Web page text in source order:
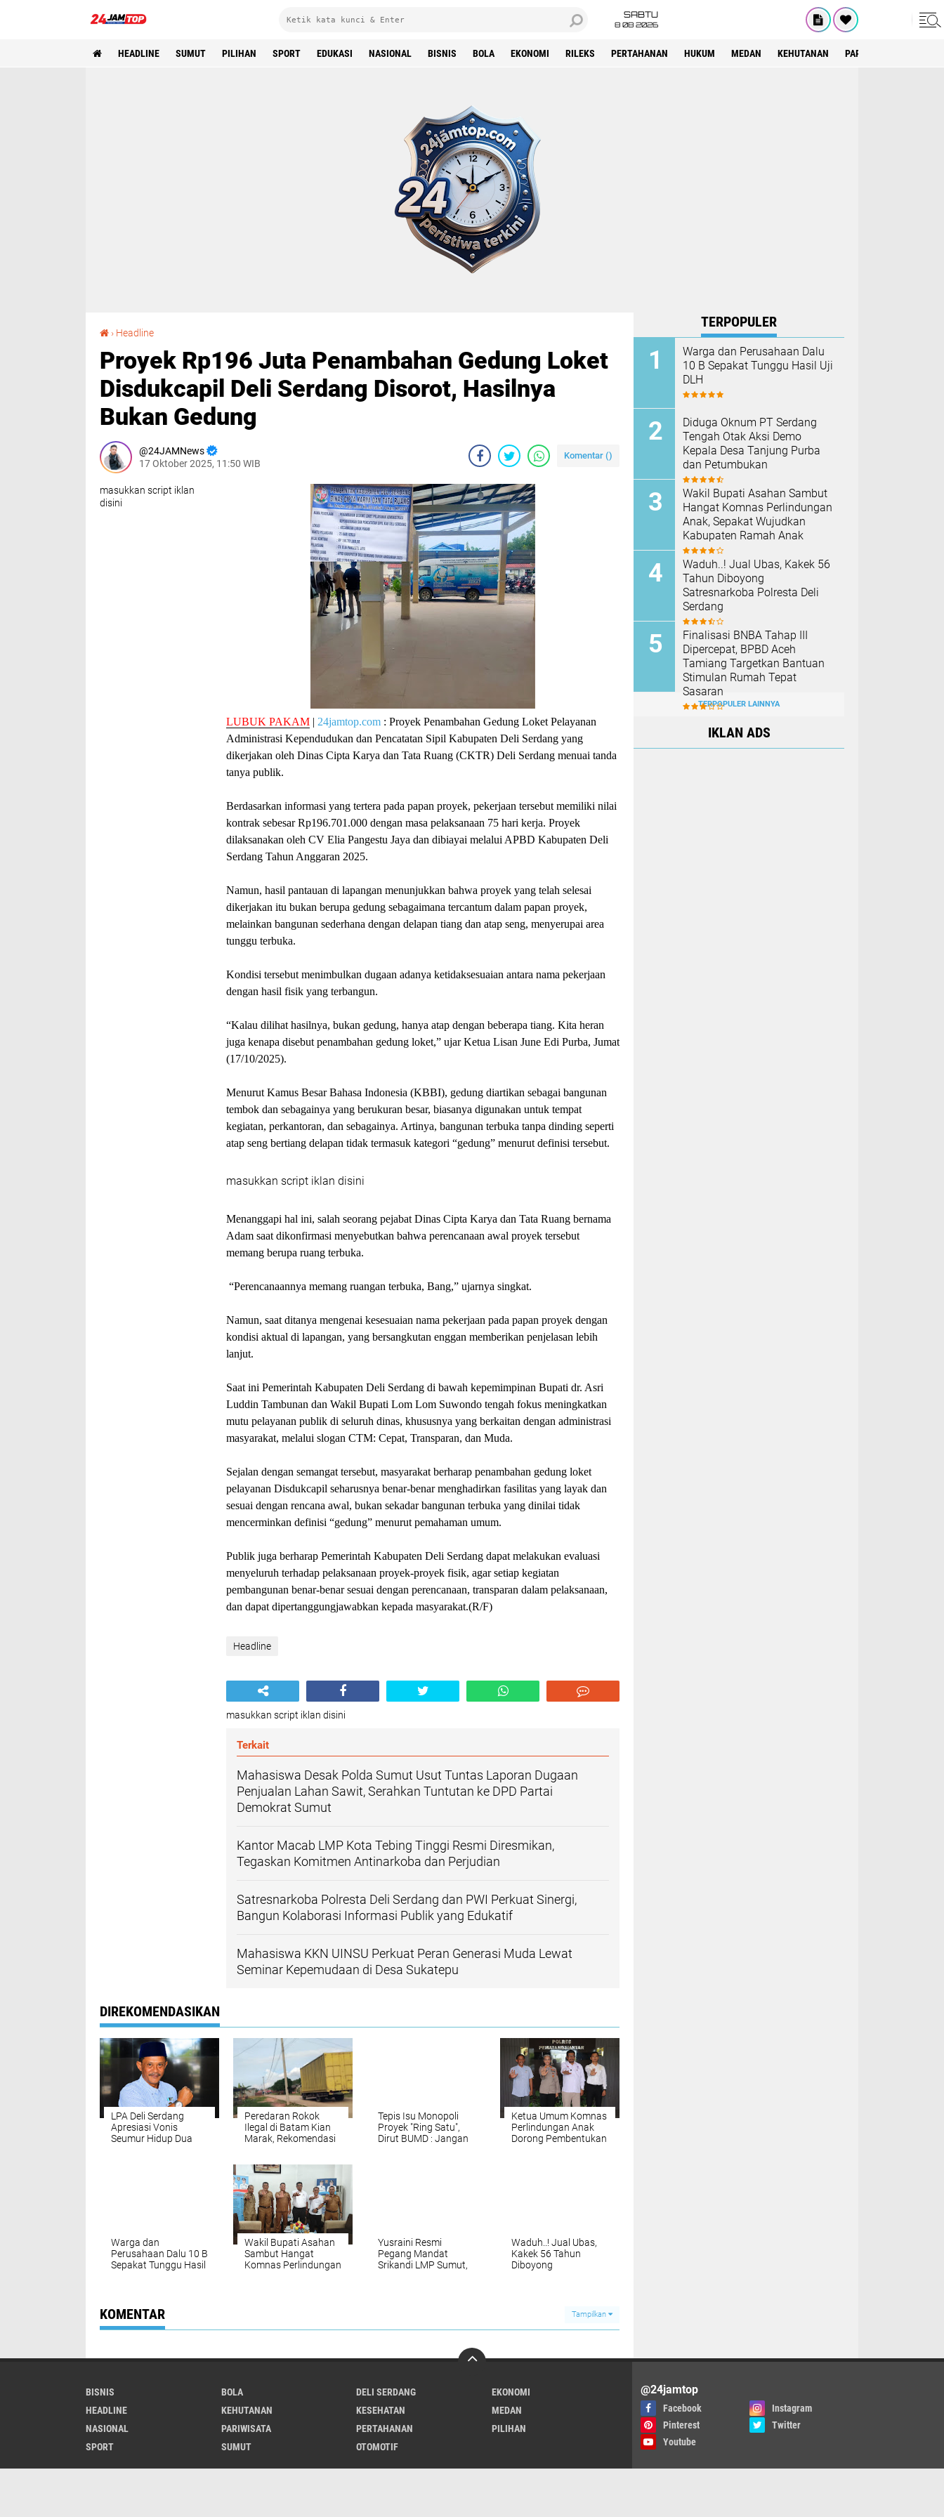
SABTU
8 08 2026
HEADLINE SUMUT PILIHAN SPORT EDUKASI NASIONAL BISNIS BOLA EKONOMI RILEKS PERTAHANAN HUKUM MEDAN KEHUTANAN PARIWISATA
› Headline
Proyek Rp196 Juta Penambahan Gedung Loket
Disdukcapil Deli Serdang Disorot, Hasilnya
Bukan Gedung
24JAMNews
17 Oktober 2025, 11:50 WIB
Komentar ()
masukkan script iklan
disini
LUBUK PAKAM | 24jamtop.com : Proyek Penambahan Gedung Loket Pelayanan
Administrasi Kependudukan dan Pencatatan Sipil Kabupaten Deli Serdang yang
dikerjakan oleh Dinas Cipta Karya dan Tata Ruang (CKTR) Deli Serdang menuai tanda
tanya publik.
Berdasarkan informasi yang tertera pada papan proyek, pekerjaan tersebut memiliki nilai
kontrak sebesar Rp196.701.000 dengan masa pelaksanaan 75 hari kerja. Proyek
dilaksanakan oleh CV Elia Pangestu Jaya dan dibiayai melalui APBD Kabupaten Deli
Serdang Tahun Anggaran 2025.
Namun, hasil pantauan di lapangan menunjukkan bahwa proyek yang telah selesai
dikerjakan itu bukan berupa gedung sebagaimana tercantum dalam papan proyek,
melainkan bangunan sederhana dengan delapan tiang dan atap seng, menyerupai area
tunggu terbuka.
Kondisi tersebut menimbulkan dugaan adanya ketidaksesuaian antara nama pekerjaan
dengan hasil fisik yang terbangun.
“Kalau dilihat hasilnya, bukan gedung, hanya atap dengan beberapa tiang. Kita heran
juga kenapa disebut penambahan gedung loket,” ujar Ketua Lisan June Edi Purba, Jumat
(17/10/2025).
Menurut Kamus Besar Bahasa Indonesia (KBBI), gedung diartikan sebagai bangunan
tembok dan sebagainya yang berukuran besar, biasanya digunakan untuk tempat
kegiatan, perkantoran, dan sebagainya. Artinya, bangunan terbuka tanpa dinding seperti
atap seng bertiang delapan tidak termasuk kategori “gedung” menurut definisi tersebut.
masukkan script iklan disini
Menanggapi hal ini, salah seorang pejabat Dinas Cipta Karya dan Tata Ruang bernama
Adam saat dikonfirmasi menyebutkan bahwa perencanaan awal proyek tersebut
memang berupa ruang terbuka.
“Perencanaannya memang ruangan terbuka, Bang,” ujarnya singkat.
Namun, saat ditanya mengenai kesesuaian nama pekerjaan pada papan proyek dengan
kondisi aktual di lapangan, yang bersangkutan enggan memberikan penjelasan lebih
lanjut.
Saat ini Pemerintah Kabupaten Deli Serdang di bawah kepemimpinan Bupati dr. Asri
Luddin Tambunan dan Wakil Bupati Lom Lom Suwondo tengah fokus meningkatkan
mutu pelayanan publik di seluruh dinas, khususnya yang berkaitan dengan administrasi
masyarakat, melalui slogan CTM: Cepat, Transparan, dan Muda.
Sejalan dengan semangat tersebut, masyarakat berharap penambahan gedung loket
pelayanan Disdukcapil seharusnya benar-benar menghadirkan fasilitas yang layak dan
sesuai dengan rencana awal, bukan sekadar bangunan terbuka yang dinilai tidak
mencerminkan definisi “gedung” menurut pemahaman umum.
Publik juga berharap Pemerintah Kabupaten Deli Serdang dapat melakukan evaluasi
menyeluruh terhadap pelaksanaan proyek-proyek fisik, agar setiap kegiatan
pembangunan benar-benar sesuai dengan perencanaan, transparan dalam pelaksanaan,
dan dapat dipertanggungjawabkan kepada masyarakat.(R/F)
Headline
masukkan script iklan disini
Terkait
Mahasiswa Desak Polda Sumut Usut Tuntas Laporan Dugaan
Penjualan Lahan Sawit, Serahkan Tuntutan ke DPD Partai
Demokrat Sumut
Kantor Macab LMP Kota Tebing Tinggi Resmi Diresmikan,
Tegaskan Komitmen Antinarkoba dan Perjudian
Satresnarkoba Polresta Deli Serdang dan PWI Perkuat Sinergi,
Bangun Kolaborasi Informasi Publik yang Edukatif
Mahasiswa KKN UINSU Perkuat Peran Generasi Muda Lewat
Seminar Kepemudaan di Desa Sukatepu
DIREKOMENDASIKAN
LPA Deli Serdang
Apresiasi Vonis
Seumur Hidup Dua
Peredaran Rokok
Ilegal di Batam Kian
Marak, Rekomendasi
Kembali Disorot
Tepis Isu Monopoli
Proyek "Ring Satu",
Dirut BUMD : Jangan
Ketua Umum Komnas
Perlindungan Anak
Dorong Pembentukan
Warga dan
Perusahaan Dalu 10 B
Sepakat Tunggu Hasil
Wakil Bupati Asahan
Sambut Hangat
Komnas Perlindungan
Yusraini Resmi
Pegang Mandat
Srikandi LMP Sumut,
Waduh..! Jual Ubas,
Kakek 56 Tahun
Diboyong
KOMENTAR Tampilkan
TERPOPULER
Warga dan Perusahaan Dalu
10 B Sepakat Tunggu Hasil Uji
DLH
Diduga Oknum PT Serdang
Tengah Otak Aksi Demo
Kepala Desa Tanjung Purba
dan Petumbukan
Wakil Bupati Asahan Sambut
Hangat Komnas Perlindungan
Anak, Sepakat Wujudkan
Kabupaten Ramah Anak
Waduh..! Jual Ubas, Kakek 56
Tahun Diboyong
Satresnarkoba Polresta Deli
Serdang
Finalisasi BNBA Tahap III
Dipercepat, BPBD Aceh
Tamiang Targetkan Bantuan
Stimulan Rumah Tepat
Sasaran
TERPOPULER LAINNYA
IKLAN ADS
BISNIS BOLA DELI SERDANG
EKONOMI
HEADLINE
KEHUTANAN KESEHATAN
MEDAN
NASIONAL
PARIWISATA PERTAHANAN
PILIHAN
SPORT
SUMUT OTOMOTIF
@24jamtop
Facebook
Instagram
Pinterest
Twitter
Youtube